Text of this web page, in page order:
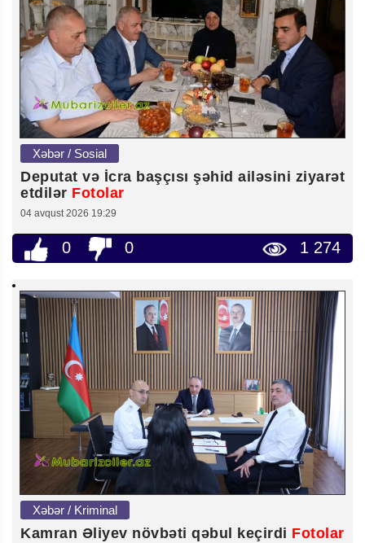
Xəbər / Sosial
Deputat və İcra başçısı şəhid ailəsini ziyarət
etdilər Fotolar
04 avqust 2026 19:29
0 0 1 274
Xəbər / Kriminal
Kamran Əliyev növbəti qəbul keçirdi Fotolar